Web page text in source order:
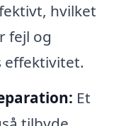
hvilket
fejl og
effektivitet.
Et